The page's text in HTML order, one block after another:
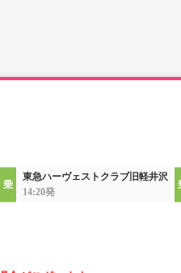
東急ハーヴェストクラブ旧軽井沢
14:20発